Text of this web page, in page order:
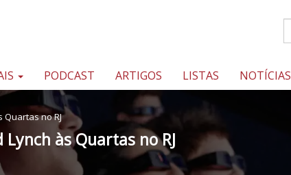
PODCAST ARTIGOS LISTAS NOTÍCIAS
Quartas no RJ
às Quartas no RJ